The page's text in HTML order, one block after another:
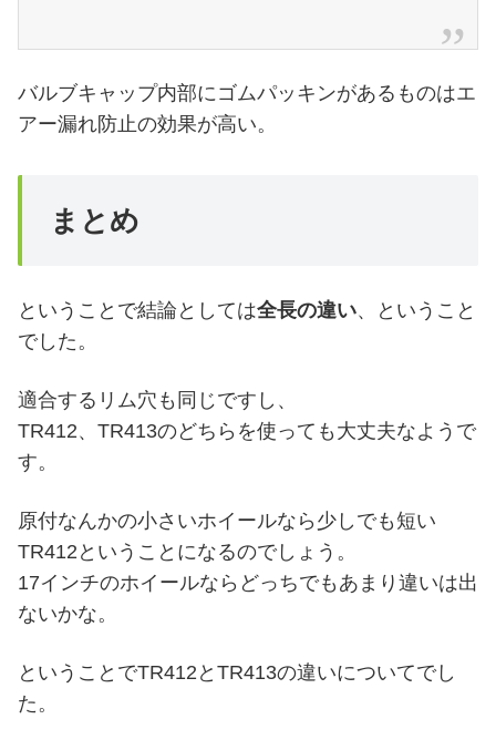
バルブキャップ内部にゴムパッキンがあるものはエ
アー漏れ防止の効果が高い。
まとめ
ということで結論としては全長の違い、ということ
でした。
適合するリム穴も同じですし、
TR412、TR413のどちらを使っても大丈夫なようで
す。
原付なんかの小さいホイールなら少しでも短い
TR412ということになるのでしょう。
17インチのホイールならどっちでもあまり違いは出
ないかな。
ということでTR412とTR413の違いについてでし
た。